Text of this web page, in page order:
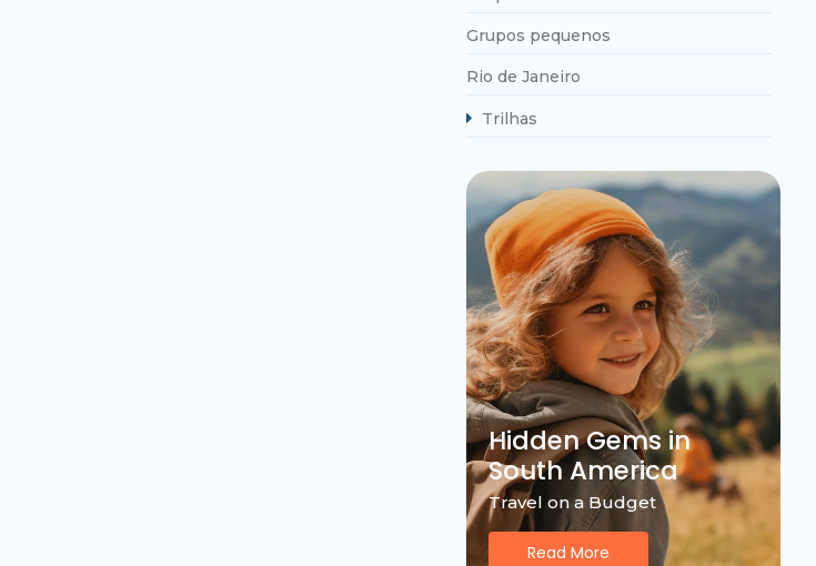
Grupos pequenos
Rio de Janeiro
Trilhas
Hidden Gems in
South America
Travel on a Budget
Read More